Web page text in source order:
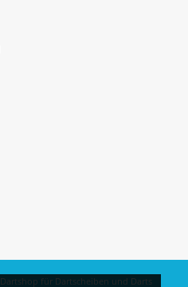
Dartshop für Dartscheiben und Darts